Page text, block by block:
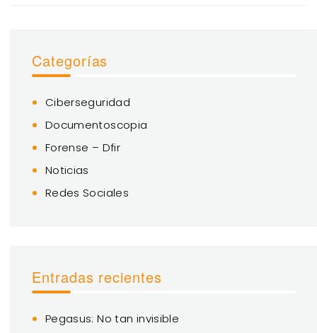
Categorías
Ciberseguridad
Documentoscopia
Forense – Dfir
Noticias
Redes Sociales
Entradas recientes
Pegasus: No tan invisible